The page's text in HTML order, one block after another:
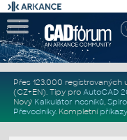
Přes 123.000 registrovaných
(CZ+EN). Tipy pro AutoCAD
Nový Kalkulátor nosníků,
Převodníky. Kompletní příkazy